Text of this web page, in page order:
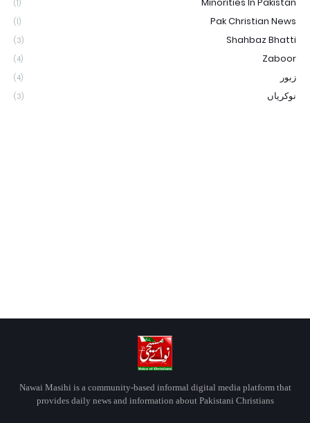
(1)
Pak Christian News
(1)
Shahbaz Bhatti
(3)
Zaboor
(4)
زبور (4)
نوکریاں (3)
Nawai Masihi is a community-based informal digital media platform that
provides daily news and information about Pakistani Christians